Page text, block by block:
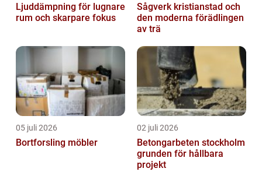
Ljuddämpning för lugnare
rum och skarpare fokus
Sågverk kristianstad och
den moderna förädlingen
av trä
05 juli 2026
Bortforsling möbler
02 juli 2026
Betongarbeten stockholm
grunden för hållbara
projekt